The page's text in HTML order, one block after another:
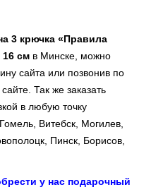
3 крючка «Правила
16 см в Минске, можно
сайта или позвонив по
Так же заказать
в любую точку
Витебск, Могилев,
Пинск, Борисов,
у нас подарочный